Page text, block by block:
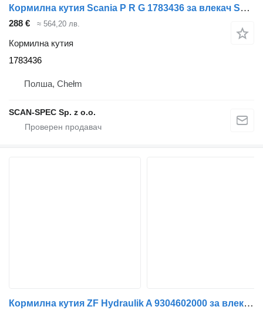
Кормилна кутия Scania P R G 1783436 за влекач Scania P R G
288 € ≈ 564,20 лв.
Кормилна кутия
1783436
Полша, Chełm
SCAN-SPEC Sp. z o.o.
Кормилна кутия ZF Hydraulik A 9304602000 за влекач Mercedes-Benz